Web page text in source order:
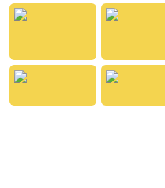
das auch noch immer
bei diesem sportlich
Dancetrack für jede